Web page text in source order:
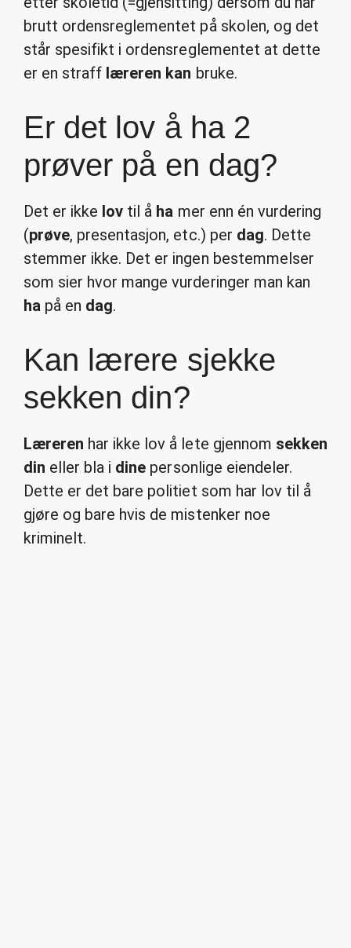
brutt ordensreglementet på skolen, og det
står spesifikt i ordensreglementet at dette
er en straff læreren kan bruke.
Er det lov å ha 2
prøver på en dag?
Det er ikke lov til å ha mer enn én vurdering
(prøve, presentasjon, etc.) per dag. Dette
stemmer ikke. Det er ingen bestemmelser
som sier hvor mange vurderinger man kan
ha på en dag.
Kan lærere sjekke
sekken din?
Læreren har ikke lov å lete gjennom sekken
din eller bla i dine personlige eiendeler.
Dette er det bare politiet som har lov til å
gjøre og bare hvis de mistenker noe
kriminelt.